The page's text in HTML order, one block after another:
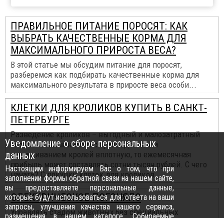
ПРАВИЛЬНОЕ ПИТАНИЕ ПОРОСЯТ: КАК
ВЫБРАТЬ КАЧЕСТВЕННЫЕ КОРМА ДЛЯ
МАКСИМАЛЬНОГО ПРИРОСТА ВЕСА?
В этой статье мы обсудим питание для поросят,
разберемся как подбирать качественные корма для
максимального результата в приросте веса особи...
КЛЕТКИ ДЛЯ КРОЛИКОВ КУПИТЬ В САНКТ-
ПЕТЕРБУРГЕ
Разведение кроликов – выгодный и малозатратный
бизнес. Если заниматься разведением и
выращиванием кролей вплотную, то ежемесячная
прибыль может составлять сотни тысяч рублей. С чего
начать? С покупки клеток для кроликов...
ЭЛЕКТРИЧЕСКОЕ ПОГОНЯЛО
Управлять стадом животных без специальных
Уведомление о сборе персональных
данных
Настоящим информируем Вас о том, что при
заполнении формы обратной связи на нашем сайте,
вы предоставляете персональные данные,
которые будут использоваться для: ответа на ваши
запросы, улучшения качества нашего сервиса,